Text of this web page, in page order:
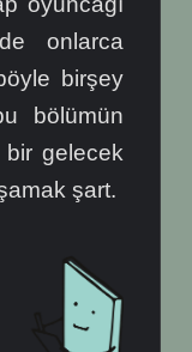
onlarca
birşey
bölümün
bir gelecek
şart.